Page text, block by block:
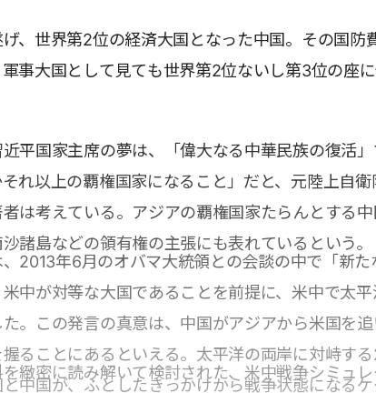
、世界第2位の経済大国となった中国。その国防
事大国として見ても世界第2位ないし第3位の座
平国家主席の夢は、「偉大なる中華民族の復活」
れ以上の覇権国家になること」だと、元陸上自衛
は考えている。アジアの覇権国家たらんとする中
諸島などの領有権の主張にも表れているという。
2013年6月のオバマ大統領との会談の中で「新た
中が対等な大国であることを前提に、米中で太平
。この発言の真意は、中国がアジアから米国を追
ることにあるといえる。太平洋の両岸に対峙す
中国が、ふとしたきっかけから戦争状態になる
緻密に読み解いて検討された、米中戦争シミュレ